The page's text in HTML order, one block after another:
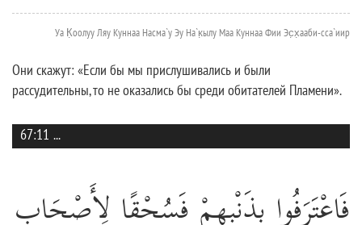
Уа К̣оолуу Ляу Куннаа Насма`у Эу На`к̣ылу Маа Куннаа Фии Эс̣х̣ааби-сса`иир
Они скажут: «Если бы мы прислушивались и были
рассудительны, то не оказались бы среди обитателей Пламени».
67:11 ...
فَاعْتَرَفُوا بِذَنْبِهِمْ فَسُحْقًا لِأَصْحَابِ